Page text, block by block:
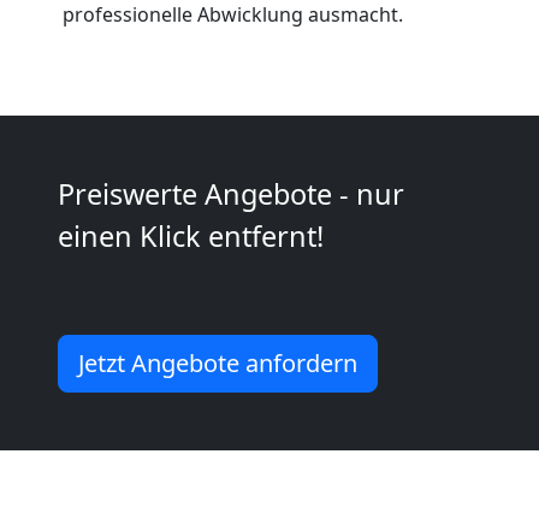
professionelle Abwicklung ausmacht.
Preiswerte Angebote - nur
einen Klick entfernt!
Jetzt Angebote anfordern
Wolfsberg
Mann